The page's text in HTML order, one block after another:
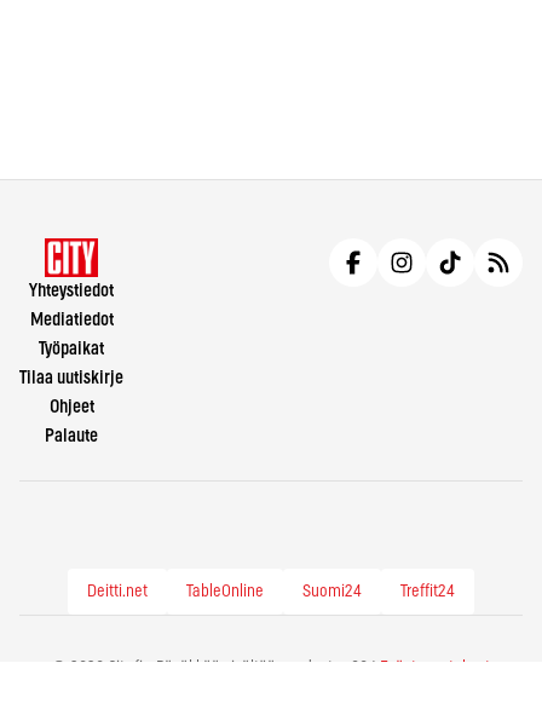
Yhteystiedot
Mediatiedot
Työpaikat
Tilaa uutiskirje
Ohjeet
Palaute
Deitti.net TableOnline Suomi24 Treffit24